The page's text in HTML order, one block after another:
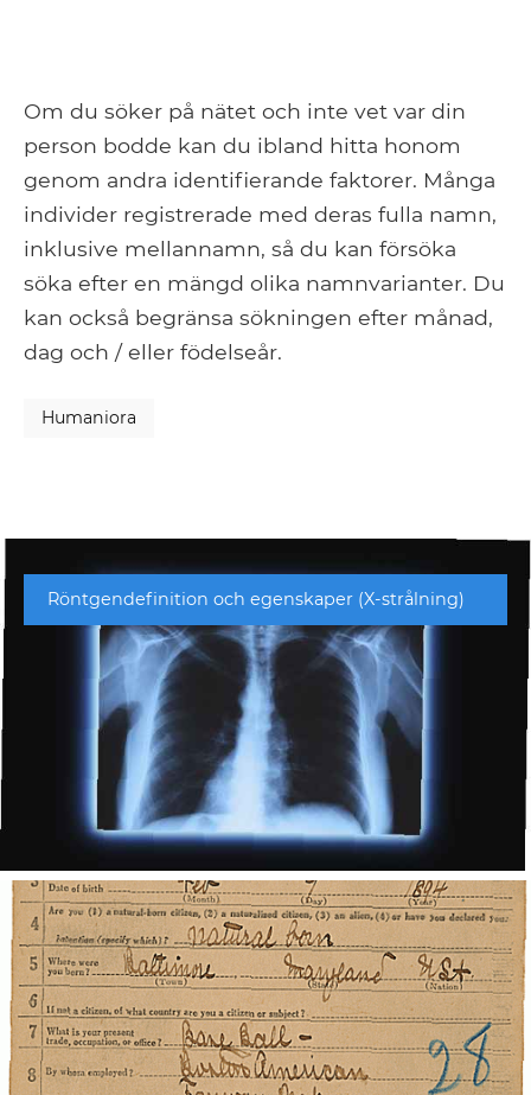
Om du söker på nätet och inte vet var din
person bodde kan du ibland hitta honom
genom andra identifierande faktorer. Många
individer registrerade med deras fulla namn,
inklusive mellannamn, så du kan försöka
söka efter en mängd olika namnvarianter. Du
kan också begränsa sökningen efter månad,
dag och / eller födelseår.
Humaniora
Röntgendefinition och egenskaper (X-strålning)